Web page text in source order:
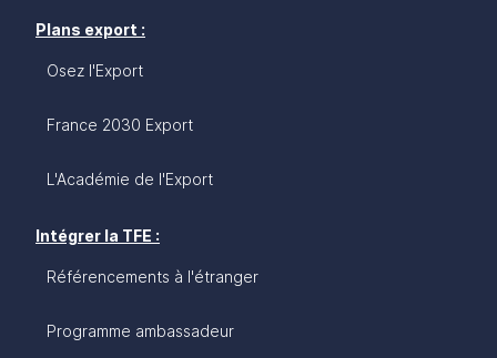
Plans export :
Osez l'Export
France 2030 Export
L'Académie de l'Export
Intégrer la TFE :
Référencements à l'étranger
Programme ambassadeur